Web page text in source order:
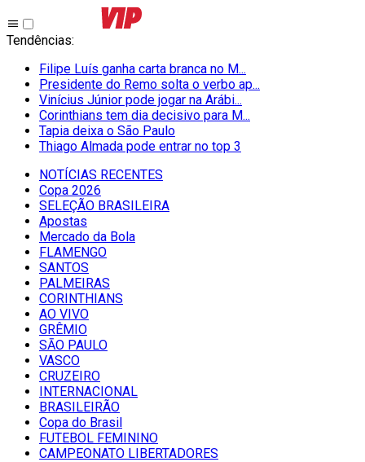
Tendências:
Filipe Luís ganha carta branca no M...
Presidente do Remo solta o verbo ap...
Vinícius Júnior pode jogar na Arábi...
Corinthians tem dia decisivo para M...
Tapia deixa o São Paulo
Thiago Almada pode entrar no top 3
NOTÍCIAS RECENTES
Copa 2026
SELEÇÃO BRASILEIRA
Apostas
Mercado da Bola
FLAMENGO
SANTOS
PALMEIRAS
CORINTHIANS
AO VIVO
GRÊMIO
SĀO PAULO
VASCO
CRUZEIRO
INTERNACIONAL
BRASILEIRÃO
Copa do Brasil
FUTEBOL FEMININO
CAMPEONATO LIBERTADORES